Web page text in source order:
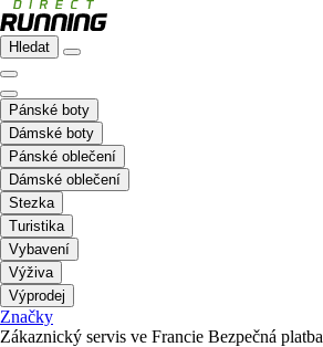
Hledat
Pánské boty
Dámské boty
Pánské oblečení
Dámské oblečení
Stezka
Turistika
Vybavení
Výživa
Výprodej
Značky
Zákaznický servis ve Francie Bezpečná platba